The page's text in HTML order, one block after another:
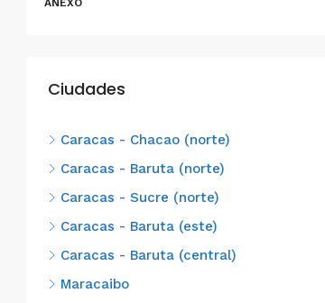
Ciudades
Caracas - Chacao (norte)
Caracas - Baruta (norte)
Caracas - Sucre (norte)
Caracas - Baruta (este)
Caracas - Baruta (central)
Maracaibo